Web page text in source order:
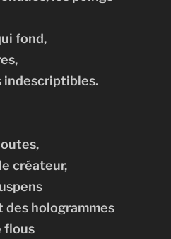
fond,
indescriptibles.
créateur,
des hologrammes
flous